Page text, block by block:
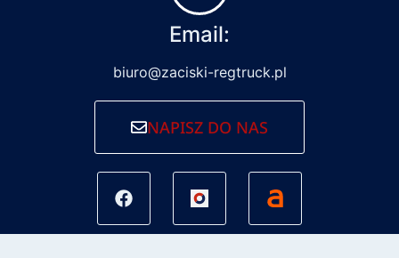
Email:
biuro@zaciski-regtruck.pl
NAPISZ DO NAS